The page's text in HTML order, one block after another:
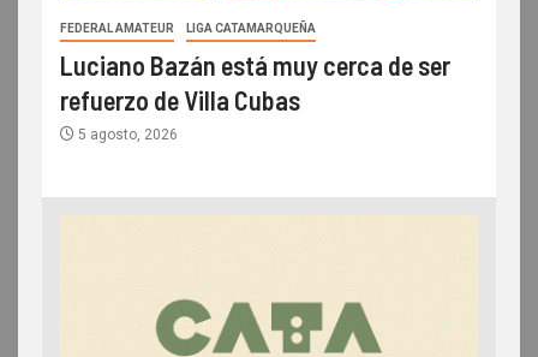
FEDERAL AMATEUR LIGA CATAMARQUEÑA
Luciano Bazán está muy cerca de ser
refuerzo de Villa Cubas
5 agosto, 2026